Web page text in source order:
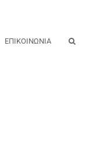
ΕΠΙΚΟΙΝΩΝΙΑ